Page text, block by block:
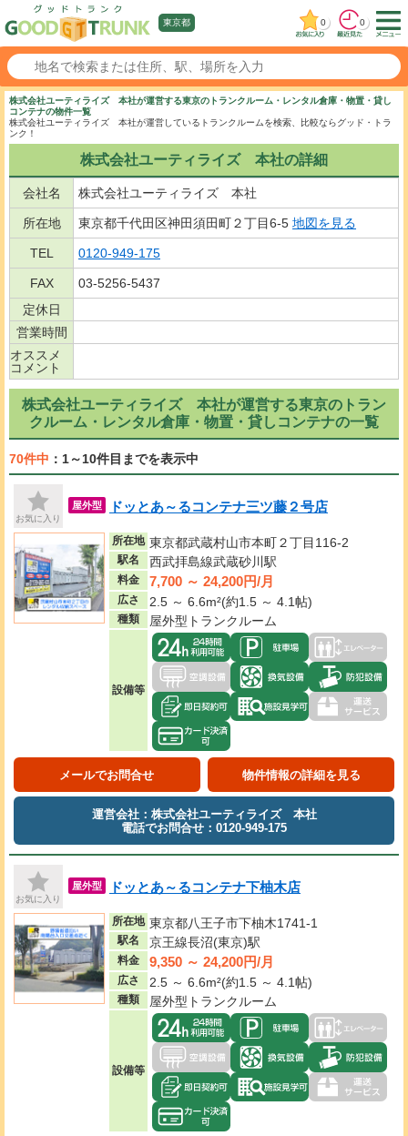
東京都 0 0
株式会社ユーティライズ 本社が運営する東京のトランクルーム・レンタル倉庫・物置・貸し
コンテナの物件一覧
株式会社ユーティライズ 本社が運営しているトランクルームを検索、比較ならグッド・トラ
ンク！
株式会社ユーティライズ 本社の詳細
会社名 株式会社ユーティライズ 本社
所在地 東京都千代田区神田須田町２丁目6-5 地図を見る
TEL 0120-949-175
FAX
03-5256-5437
定休日
営業時間
オススメ
コメント
株式会社ユーティライズ 本社が運営する東京のトラン
クルーム・レンタル倉庫・物置・貸しコンテナの一覧
70件中 ：1～10件目までを表示中
お気に入り
屋外型 ドッとあ～るコンテナ三ツ藤２号店
所在地 東京都武蔵村山市本町２丁目116-2
駅名 西武拝島線武蔵砂川駅
料金 7,700 ～ 24,200円/月
広さ 2.5 ～ 6.6m²(約1.5 ～ 4.1帖)
種類 屋外型トランクルーム
設備等
メールでお問合せ 物件情報の詳細を見る
運営会社：株式会社ユーティライズ 本社
電話でお問合せ：0120-949-175
お気に入り
屋外型 ドッとあ～るコンテナ下柚木店
所在地 東京都八王子市下柚木1741-1
駅名 京王線長沼(東京)駅
料金 9,350 ～ 24,200円/月
広さ 2.5 ～ 6.6m²(約1.5 ～ 4.1帖)
種類 屋外型トランクルーム
設備等